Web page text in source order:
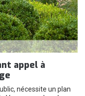
appel à
nécessite un plan